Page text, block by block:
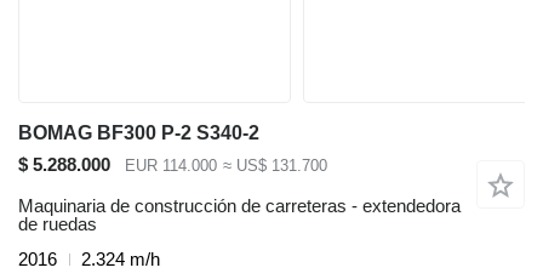
BOMAG BF300 P-2 S340-2
$ 5.288.000
EUR 114.000 ≈ US$ 131.700
Maquinaria de construcción de carreteras - extendedora
de ruedas
2016
2.324 m/h